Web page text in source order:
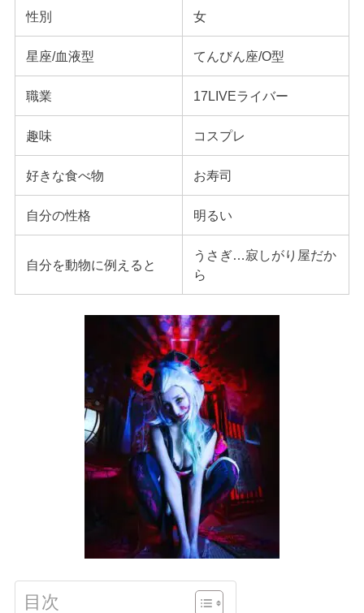
性別 女
星座/血液型 てんびん座/O型
職業 17LIVEライバー
趣味 コスプレ
好きな食べ物 お寿司
自分の性格 明るい
自分を動物に例えると
うさぎ…寂しがり屋だか
ら
目次